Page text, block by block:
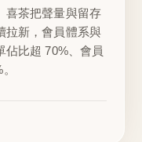
喜茶把聲量與留存
拉新，會員體系與
佔比超 70%、會員